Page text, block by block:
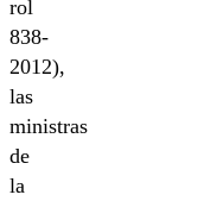
rol
838-
2012),
las
ministras
de
la